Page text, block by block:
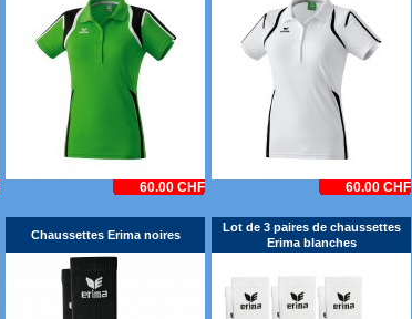
60.00 CHF 60.00 CHF
Chaussettes Erima noires
Lot de 3 paires de chaussettes
Erima blanches